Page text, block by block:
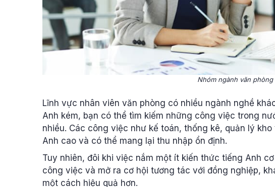
Nhóm ngành văn phòng
Lĩnh vực nhân viên văn phòng có nhiều ngành nghề
Anh kém, bạn có thể tìm kiếm những công việc trong
nhiều. Các công việc như kế toán, thống kê, quản lý
Anh cao và có thể mang lại thu nhập ổn định.
Tuy nhiên, đôi khi việc nắm một ít kiến thức tiếng Anh
công việc và mở ra cơ hội tương tác với đồng nghiệp,
một cách hiệu quả hơn.